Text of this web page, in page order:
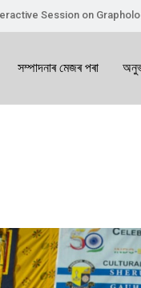
Session on
সম্পাদনাৰ মেজৰ পৰা